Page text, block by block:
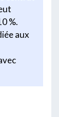
%.
aux